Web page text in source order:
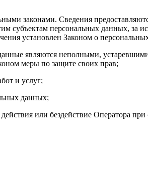
законами. Сведения
субъектам персональных данных, за
установлен Законом о
являются неполными,
меры по защите своих прав;
и услуг;
данных;
или бездействие Оператора при